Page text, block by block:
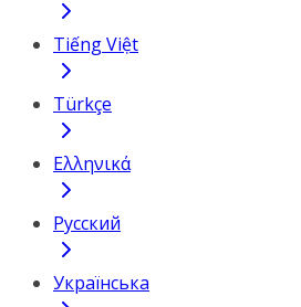
Tiếng Việt
Türkçe
Ελληνικά
Русский
Українська